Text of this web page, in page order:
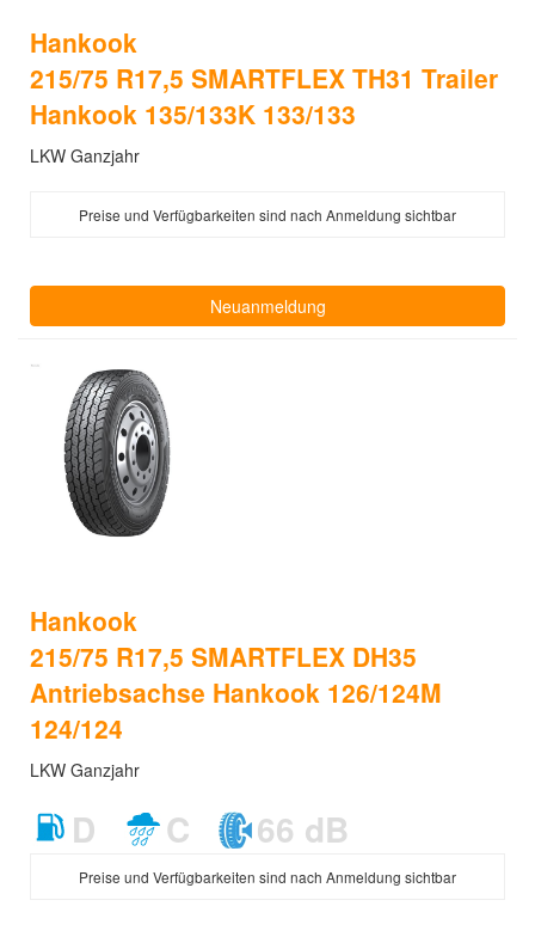
Hankook
215/75 R17,5 SMARTFLEX TH31 Trailer
Hankook 135/133K 133/133
LKW Ganzjahr
Preise und Verfügbarkeiten sind nach Anmeldung sichtbar
Neuanmeldung
Hankook
215/75 R17,5 SMARTFLEX DH35
Antriebsachse Hankook 126/124M
124/124
LKW Ganzjahr
D C 66 dB
Preise und Verfügbarkeiten sind nach Anmeldung sichtbar